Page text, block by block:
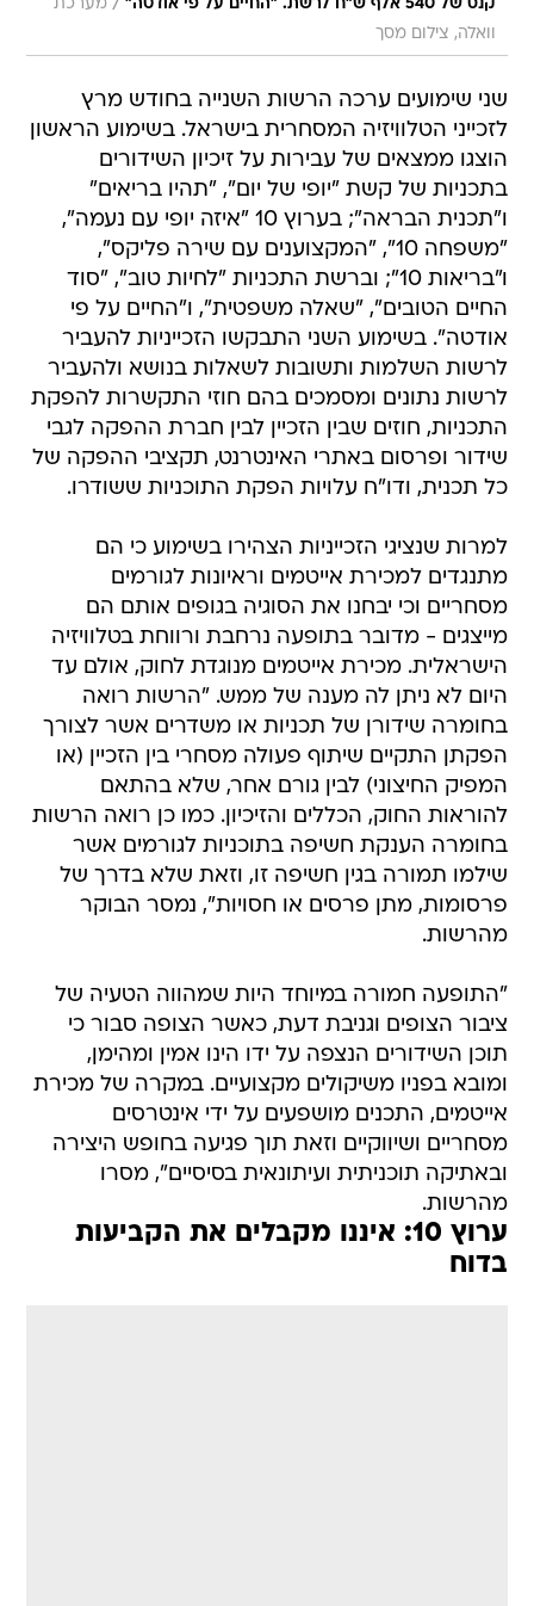
קנס של 540 אלף ש"ח לרשת. "החיים על פי אודטה" / מערכת
וואלה, צילום מסך
שני שימועים ערכה הרשות השנייה בחודש מרץ
לזכייני הטלוויזיה המסחרית בישראל. בשימוע הראשון
הוצגו ממצאים של עבירות על זיכיון השידורים
בתכניות של קשת "יופי של יום", "תהיו בריאים"
ו"תכנית הבראה"; בערוץ 10 "איזה יופי עם נעמה",
"משפחה 10", "המקצוענים עם שירה פליקס",
ו"בריאות 10"; וברשת התכניות "לחיות טוב", "סוד
החיים הטובים", "שאלה משפטית", ו"החיים על פי
אודטה". בשימוע השני התבקשו הזכייניות להעביר
לרשות השלמות ותשובות לשאלות בנושא ולהעביר
לרשות נתונים ומסמכים בהם חוזי התקשרות להפקת
התכניות, חוזים שבין הזכיין לבין חברת ההפקה לגבי
שידור ופרסום באתרי האינטרנט, תקציבי ההפקה של
כל תכנית, ודו"ח עלויות הפקת התוכניות ששודרו.
למרות שנציגי הזכייניות הצהירו בשימוע כי הם
מתנגדים למכירת אייטמים וראיונות לגורמים
מסחריים וכי יבחנו את הסוגיה בגופים אותם הם
מייצגים - מדובר בתופעה נרחבת ורווחת בטלוויזיה
הישראלית. מכירת אייטמים מנוגדת לחוק, אולם עד
היום לא ניתן לה מענה של ממש. "הרשות רואה
בחומרה שידורן של תכניות או משדרים אשר לצורך
הפקתן התקיים שיתוף פעולה מסחרי בין הזכיין (או
המפיק החיצוני) לבין גורם אחר, שלא בהתאם
להוראות החוק, הכללים והזיכיון. כמו כן רואה הרשות
בחומרה הענקת חשיפה בתוכניות לגורמים אשר
שילמו תמורה בגין חשיפה זו, וזאת שלא בדרך של
פרסומות, מתן פרסים או חסויות", נמסר הבוקר
מהרשות.
"התופעה חמורה במיוחד היות שמהווה הטעיה של
ציבור הצופים וגניבת דעת, כאשר הצופה סבור כי
תוכן השידורים הנצפה על ידו הינו אמין ומהימן,
ומובא בפניו משיקולים מקצועיים. במקרה של מכירת
אייטמים, התכנים מושפעים על ידי אינטרסים
מסחריים ושיווקיים וזאת תוך פגיעה בחופש היצירה
ובאתיקה תוכניתית ועיתונאית בסיסיים", מסרו
מהרשות.
ערוץ 10: איננו מקבלים את הקביעות
בדוח